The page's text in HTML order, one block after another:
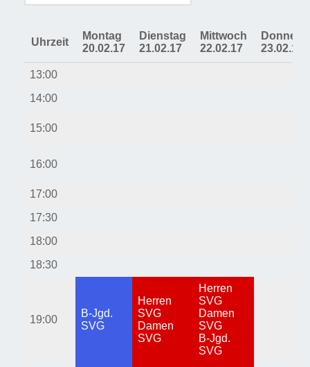
Uhrzeit
Montag
20.02.17
Dienstag
21.02.17
Mittwoch
22.02.17
23.02.17
13:00
14:00
15:00
16:00
17:00
17:30
18:00
18:30
19:00
B-Jgd.
SVG
Herren
SVG
Damen
SVG
Herren
SVG
Damen
SVG
B-Jgd.
SVG